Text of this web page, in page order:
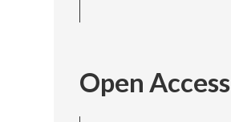
Open Access